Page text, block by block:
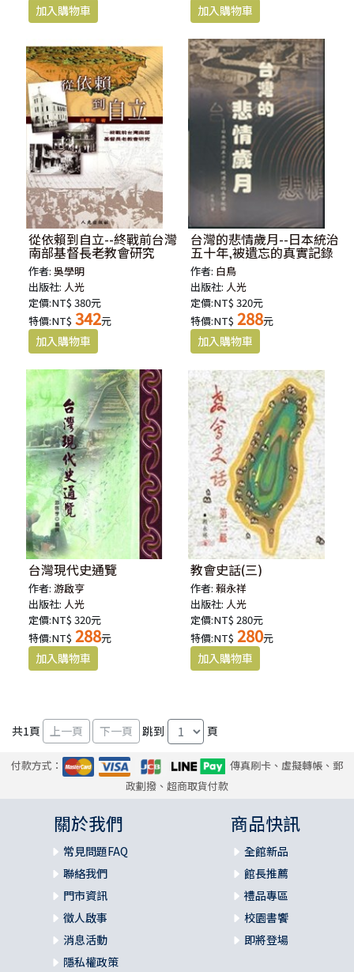
從依賴到自立--終戰前台灣
南部基督長老教會研究
作者:吳學明
出版社: 人光
定價:NT$ 380元
特價:NT$ 342元
台灣的悲情歲月--日本統治
五十年,被遺忘的真實記錄
作者: 白鳥
出版社: 人光
定價:NT$ 320元
特價:NT$ 288元
台灣現代史通覽
作者:游啟亨
出版社: 人光
定價:NT$ 320元
特價:NT$ 288元
教會史話(三)
作者:賴永祥
出版社: 人光
定價:NT$ 280元
特價:NT$ 280元
共1頁 跳到 頁
付款方式：
傳真刷卡、虛擬轉帳、郵
政劃撥、超商取貨付款
關於我們
常見問題FAQ
聯絡我們
門市資訊
徵人啟事
消息活動
隱私權政策
商品快訊
全館新品
館長推薦
禮品專區
校園書饗
即將登場